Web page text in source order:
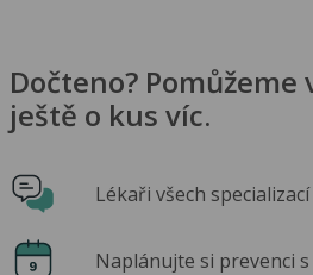
Dočteno? Pomůžeme
ještě o kus víc.
Lékaři všech
Naplánujte si prevenci